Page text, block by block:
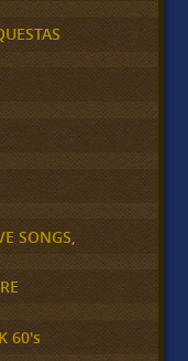
SONGS,
60's